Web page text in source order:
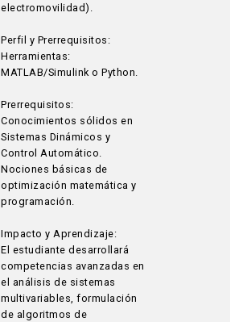
electromovilidad).
Perfil y Prerrequisitos:
Herramientas:
MATLAB/Simulink o Python.
Prerrequisitos:
Conocimientos sólidos en
Sistemas Dinámicos y
Control Automático.
Nociones básicas de
optimización matemática y
programación.
Impacto y Aprendizaje:
El estudiante desarrollará
competencias avanzadas en
el análisis de sistemas
multivariables, formulación
de algoritmos de